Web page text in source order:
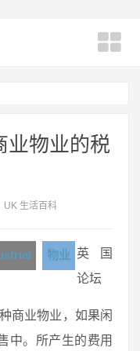
业物业的税
生活百科
物业 英国
论坛
商业物业，如果闲
中。所产生的费用